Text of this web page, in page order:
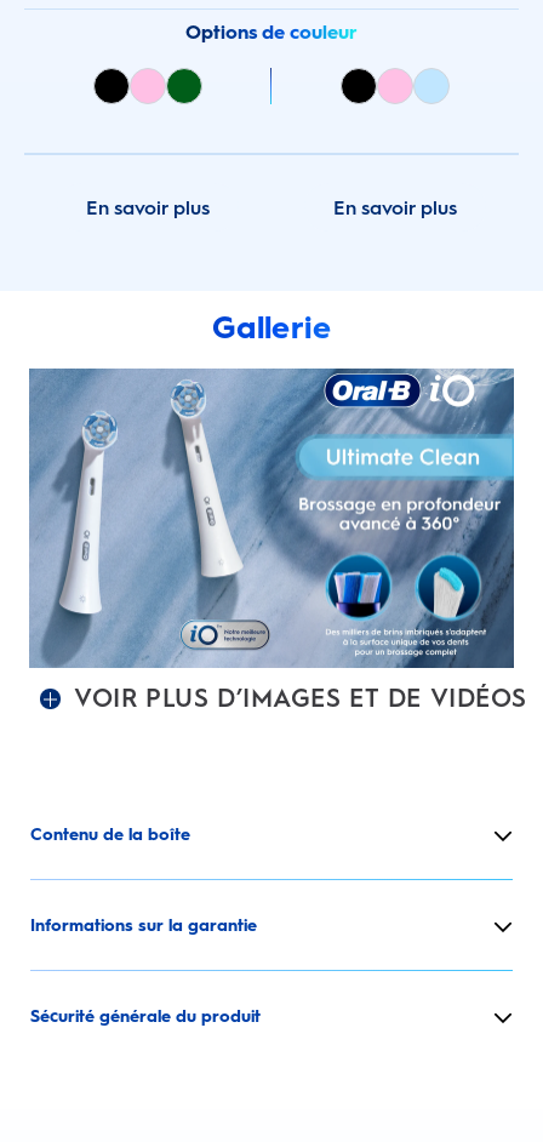
Options de couleur
En savoir plus En savoir plus
Gallerie
VOIR PLUS D’IMAGES ET DE VIDÉOS
Contenu de la boîte
Informations sur la garantie
Sécurité générale du produit